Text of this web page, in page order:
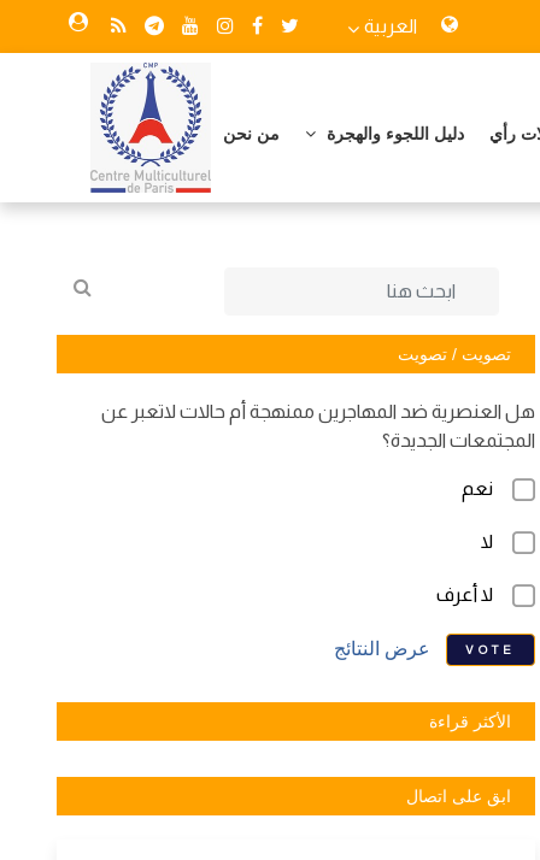
العربية
رأي دليل اللجوء والهجرة من نحن
تصويت / تصويت
هل العنصرية ضد المهاجرين ممنهجة أم حالات لاتعبر عن
المجتمعات الجديدة؟
نعم
لا
لا أعرف
VOTE عرض النتائج
الأكثر قراءة
ابق على اتصال